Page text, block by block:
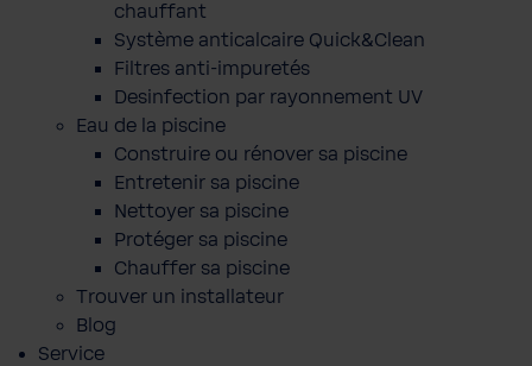
chauffant
Système anticalcaire Quick&Clean
Filtres anti-impuretés
Desinfection par rayonnement UV
Eau de la piscine
Construire ou rénover sa piscine
Entretenir sa piscine
Nettoyer sa piscine
Protéger sa piscine
Chauffer sa piscine
Trouver un installateur
Blog
Service